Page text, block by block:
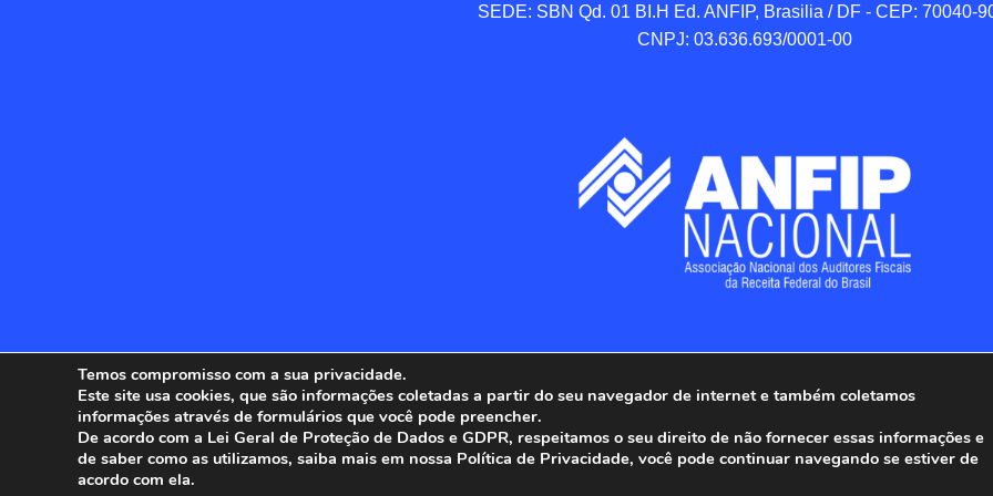
SEDE: SBN Qd. 01 BI.H Ed. ANFIP, Brasilia / DF - CEP: 70040-
CNPJ: 03.636.693/0001-00
ANFIP - Associação Nacional dos Auditores Fiscais da Receita Federal
Todos os Direitos Reservados.
Temos compromisso com a sua privacidade.
Este site usa cookies, que são informações coletadas a partir do seu navegador de internet e também coletamos
informações através de formulários que você pode preencher.
De acordo com a Lei Geral de Proteção de Dados e GDPR, respeitamos o seu direito de não fornecer essas informações e
de saber como as utilizamos, saiba mais em nossa Política de Privacidade, você pode continuar navegando se estiver de
acordo com ela.